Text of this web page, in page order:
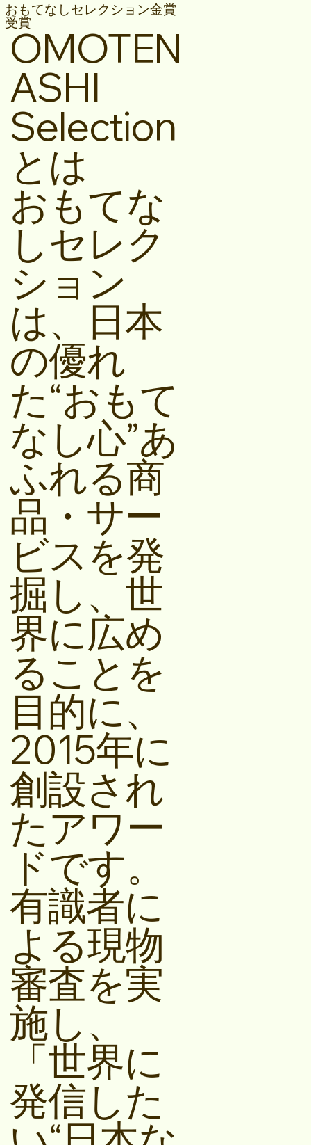
おもてなしセレクション金賞
受賞
OMOTEN
ASHI
Selection
とは
おもてな
しセレク
ション
は、日本
の優れ
た“おもて
なし心”あ
ふれる商
品・サー
ビスを発
掘し、世
界に広め
ることを
目的に、
2015年に
創設され
たアワー
ドです。
有識者に
よる現物
審査を実
施し、
「世界に
発信した